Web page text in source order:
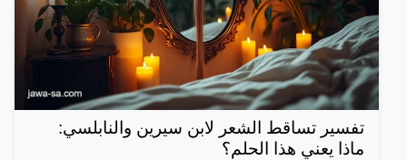
تفسير تساقط الشعر لابن سيرين والنابلسي:
ماذا يعني هذا الحلم؟